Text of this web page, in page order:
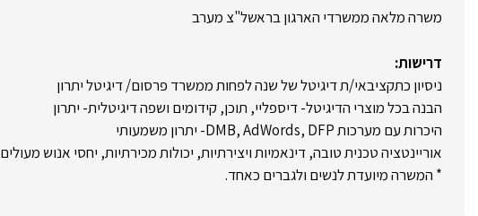
משרה מלאה ממשרדי הארגון בראשל"צ מערב
דרישות:
ניסיון כתקציבאי/ת דיגיטל של שנה לפחות ממשרד פרסום/ דיגיטל יתרון
הבנה בכל מוצרי הדיגיטל- דיספליי, תוכן, קידומים ושפה דיגיטלית- יתרון
היכרות עם מערכות DMB, AdWords, DFP- יתרון משמעותי
אוריינטציה טכנית טובה, דינאמיות ויצירתיות, יכולות מכירתיות, יחסי אנוש מעולים
* המשרה מיועדת לנשים ולגברים כאחד.